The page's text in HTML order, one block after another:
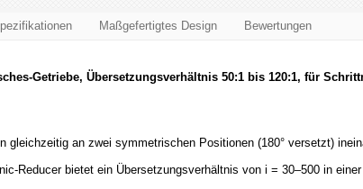
Maßgefertigtes Design Bewertungen
Getriebe, Übersetzungsverhältnis 50:1 bis 120:1, für
gleichzeitig an zwei symmetrischen Positionen (180° versetzt)
Reducer bietet ein Übersetzungsverhältnis von i = 30–500 in